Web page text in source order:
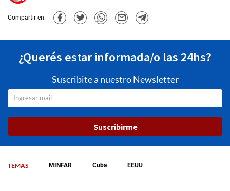
Compartir en:
¿Querés estar informada/o las 24hs?
Suscribite a nuestro Newsletter
Suscribirme
TEMAS MINFAR Cuba EEUU